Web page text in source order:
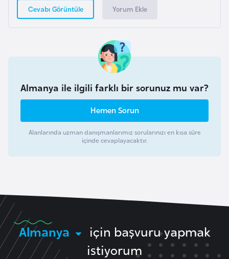
Cevabı Görüntüle Yorum Ekle
Almanya ile ilgili farklı bir sorunuz mu var?
Hemen Sorun
Alanlarında uzman danışmanlarımız sorularınızı en kısa süre
içinde cevaplayacaktır.
Almanya
için başvuru yapmak
istiyorum
e
e
y
G
u
y
a
n